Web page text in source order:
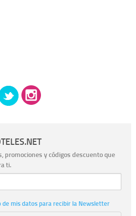
promociones y códigos descuento que
ti.
mis datos para recibir la Newsletter